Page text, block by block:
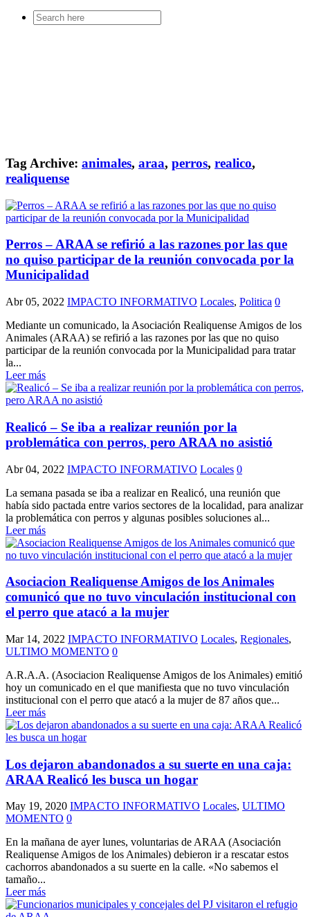
Search
for:
Tag Archive: animales, araa, perros, realico,
realiquense
Perros – ARAA se refirió a las razones por las que
no quiso participar de la reunión convocada por la
Municipalidad
Abr 05, 2022 IMPACTO INFORMATIVO Locales, Politica 0
Mediante un comunicado, la Asociación Realiquense Amigos de los
Animales (ARAA) se refirió a las razones por las que no quiso
participar de la reunión convocada por la Municipalidad para tratar
la...
Leer más
Realicó – Se iba a realizar reunión por la
problemática con perros, pero ARAA no asistió
Abr 04, 2022 IMPACTO INFORMATIVO Locales 0
La semana pasada se iba a realizar en Realicó, una reunión que
había sido pactada entre varios sectores de la localidad, para analizar
la problemática con perros y algunas posibles soluciones al...
Leer más
Asociacion Realiquense Amigos de los Animales
comunicó que no tuvo vinculación institucional con
el perro que atacó a la mujer
Mar 14, 2022 IMPACTO INFORMATIVO Locales, Regionales,
ULTIMO MOMENTO 0
A.R.A.A. (Asociacion Realiquense Amigos de los Animales) emitió
hoy un comunicado en el que manifiesta que no tuvo vinculación
institucional con el perro que atacó a la mujer de 87 años que...
Leer más
Los dejaron abandonados a su suerte en una caja:
ARAA Realicó les busca un hogar
May 19, 2020 IMPACTO INFORMATIVO Locales, ULTIMO
MOMENTO 0
En la mañana de ayer lunes, voluntarias de ARAA (Asociación
Realiquense Amigos de los Animales) debieron ir a rescatar estos
cachorros abandonados a su suerte en la calle. «No sabemos el
tamaño...
Leer más